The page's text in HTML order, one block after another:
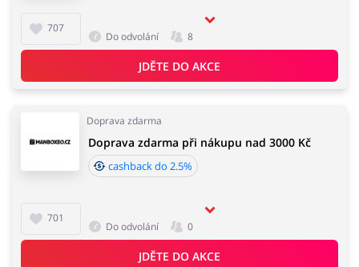
707
Do odvolání 8
JDĚTE DO AKCE
Doprava zdarma
701
Doprava zdarma při nákupu nad 3000 Kč
cashback do 2.5%
Do odvolání 0
JDĚTE DO AKCE